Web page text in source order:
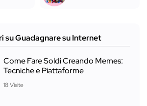
su Guadagnare su Internet
Come Fare Soldi Creando Memes:
Tecniche e Piattaforme
18 Visite